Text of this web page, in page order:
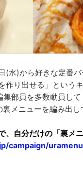
(水)から好きな定番
作り出せる」という
部員を多数動員し
メニューを編み出し
、自分だけの「裏
campaign/